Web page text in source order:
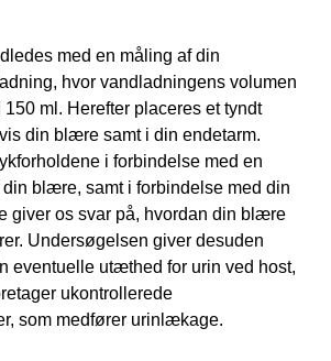
med en måling af din
hvor vandladningens volumen
ml. Herefter placeres et tyndt
din blære samt i din endetarm.
i forbindelse med en
blære, samt i forbindelse med din
giver os svar på, hvordan din blære
Undersøgelsen giver desuden
eventuelle utæthed for urin ved host,
ukontrollerede
som medfører urinlækage.